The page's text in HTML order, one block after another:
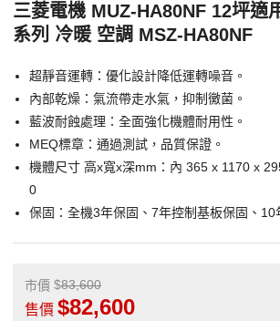
三菱電機 MUZ-HA80NF 12坪適
系列 冷暖 空調 MSZ-HA80NF
超靜音運轉：優化設計降低運轉噪音。
內部乾燥：氣流帶走水氣，抑制黴菌。
藍波耐蝕處理：全面強化機體耐用性。
MEQ標章：通過測試，品質保證。
機體尺寸 高x寬x深mm：內 365 x 1170 x
0
保固：全機3年保固、7年控制基板保固、10
市價 83,600
售價 82,600